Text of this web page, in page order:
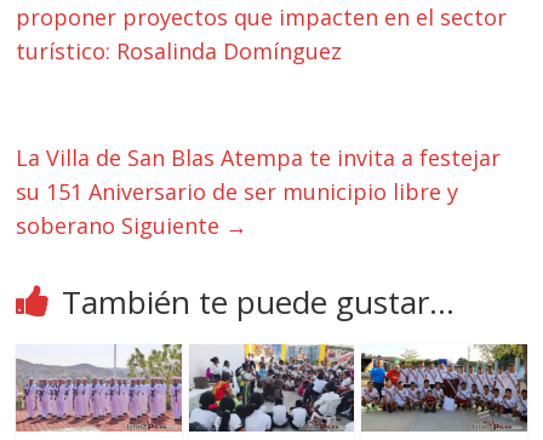
proponer proyectos que impacten en el sector
turístico: Rosalinda Domínguez
La Villa de San Blas Atempa te invita a festejar
su 151 Aniversario de ser municipio libre y
soberano Siguiente →
También te puede gustar...